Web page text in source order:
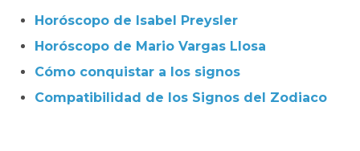
Horóscopo de Isabel Preysler
Horóscopo de Mario Vargas Llosa
Cómo conquistar a los signos
Compatibilidad de los Signos del Zodiaco